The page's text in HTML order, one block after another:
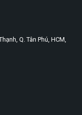
Q. Tân Phú, HCM,